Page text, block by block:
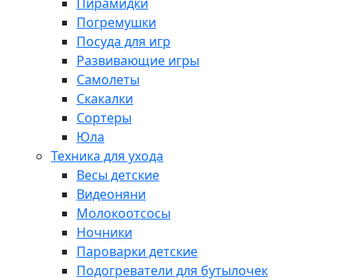
Погремушки
Посуда для игр
Развивающие игры
Самолеты
Скакалки
Сортеры
Юла
Техника для ухода
Весы детские
Видеоняни
Молокоотсосы
Ночники
Пароварки детские
Подогреватели для бутылочек